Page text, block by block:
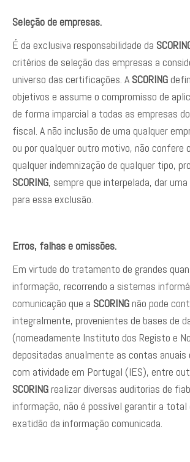
Seleção de empresas.
É da exclusiva responsabilidade da
critérios de seleção das empresas a
universo das certificações. A SCORING
objetivos e assume o compromisso de
de forma imparcial a todas as empresas
fiscal. A não inclusão de uma qualquer
ou por qualquer outro motivo, não confere
qualquer indemnização de qualquer tipo,
SCORING, sempre que interpelada, dar
para essa exclusão.
Erros, falhas e omissões.
Em virtude do tratamento de grandes
informação, recorrendo a sistemas
comunicação que a SCORING não pode
integralmente, provenientes de bases de
(nomeadamente Instituto dos Registo e
depositadas anualmente as contas anuais
com atividade em Portugal (IES), entre
SCORING realizar diversas auditorias de
informação, não é possível garantir a
exatidão da informação comunicada.